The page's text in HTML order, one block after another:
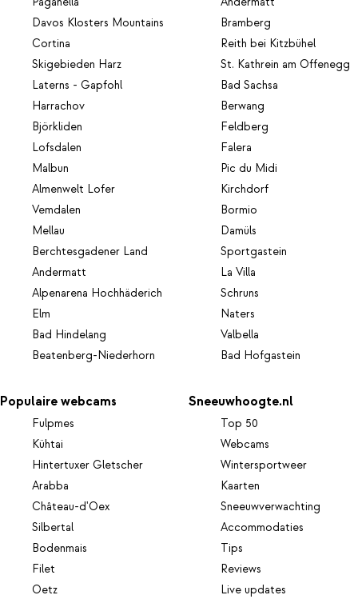
Davos Klosters Mountains
Cortina
Skigebieden Harz
Laterns - Gapfohl
Harrachov
Björkliden
Lofsdalen
Malbun
Almenwelt Lofer
Vemdalen
Mellau
Berchtesgadener Land
Andermatt
Alpenarena Hochhäderich
Elm
Bad Hindelang
Beatenberg-Niederhorn
Bramberg
Reith bei Kitzbühel
St. Kathrein am Offenegg
Bad Sachsa
Berwang
Feldberg
Falera
Pic du Midi
Kirchdorf
Bormio
Damüls
Sportgastein
La Villa
Schruns
Naters
Valbella
Bad Hofgastein
Populaire webcams
Fulpmes
Kühtai
Hintertuxer Gletscher
Arabba
Château-d'Oex
Silbertal
Bodenmais
Filet
Oetz
Sneeuwhoogte.nl
Top 50
Webcams
Wintersportweer
Kaarten
Sneeuwverwachting
Accommodaties
Tips
Reviews
Live updates